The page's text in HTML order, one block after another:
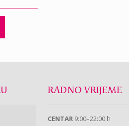
RADNO VRIJEME
CENTAR 9:00–22:00 h